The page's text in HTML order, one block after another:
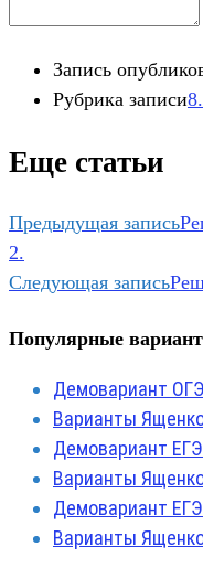
Запись
Рубрика записи
Еще статьи
Предыдущая запись
2.
Следующая запись
Популярные
Демовариант
Варианты
Демовариант
Варианты
Демовариант
Варианты